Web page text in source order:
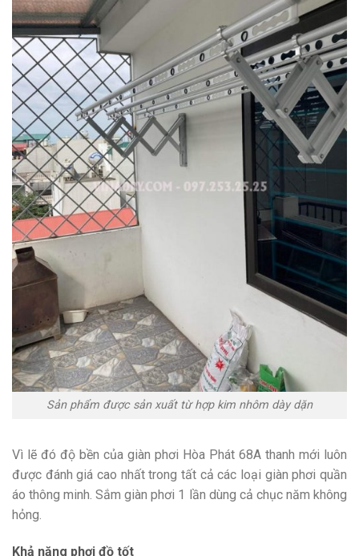
Sản phẩm được sản xuất từ hợp kim nhôm dày dặn
Vì lẽ đó độ bền của giàn phơi Hòa Phát 68A thanh mới luôn
được đánh giá cao nhất trong tất cả các loại giàn phơi quần
áo thông minh. Sắm giàn phơi 1 lần dùng cả chục năm không
hỏng.
Khả năng phơi đồ tốt